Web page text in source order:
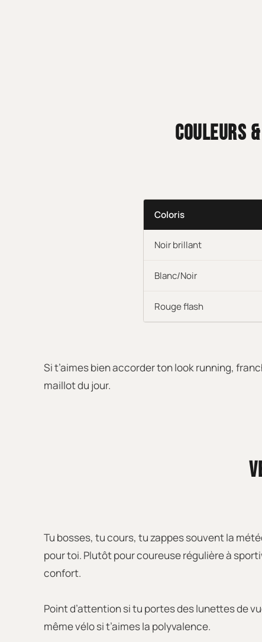
COULEURS
Coloris
Noir brillant
Blanc/Noir
Rouge flash
Si t’aimes bien accorder ton look running,
maillot du jour.
Tu bosses, tu cours, tu zappes souvent la
pour toi. Plutôt pour coureuse régulière à
confort.
Point d’attention si tu portes des lunettes de
même vélo si t’aimes la polyvalence.